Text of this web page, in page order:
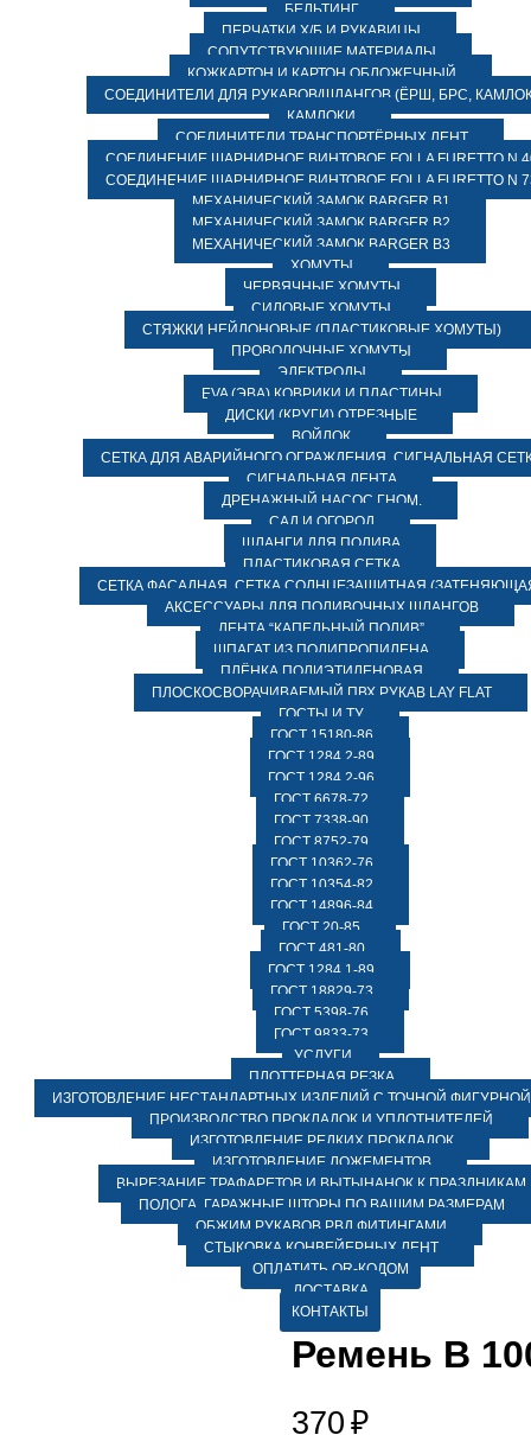
БЕЛЬТИНГ
ПЕРЧАТКИ Х/Б И РУКАВИЦЫ
СОПУТСТВУЮЩИЕ МАТЕРИАЛЫ
КОЖКАРТОН И КАРТОН ОБЛОЖЕЧНЫЙ
СОЕДИНИТЕЛИ ДЛЯ РУКАВОВ/ШЛАНГОВ (ЁРШ, БРС,
КАМЛОКИ
СОЕДИНИТЕЛИ ТРАНСПОРТЁРНЫХ ЛЕНТ
СОЕДИНЕНИЕ ШАРНИРНОЕ ВИНТОВОЕ FOLLA FURETTO N
СОЕДИНЕНИЕ ШАРНИРНОЕ ВИНТОВОЕ FOLLA FURETTO N
МЕХАНИЧЕСКИЙ ЗАМОК BARGER B1
МЕХАНИЧЕСКИЙ ЗАМОК BARGER B2
МЕХАНИЧЕСКИЙ ЗАМОК BARGER B3
ХОМУТЫ
ЧЕРВЯЧНЫЕ ХОМУТЫ
СИЛОВЫЕ ХОМУТЫ
СТЯЖКИ НЕЙЛОНОВЫЕ (ПЛАСТИКОВЫЕ ХОМУТЫ)
ПРОВОЛОЧНЫЕ ХОМУТЫ
ЭЛЕКТРОДЫ
EVA (ЭВА) КОВРИКИ И ПЛАСТИНЫ
ДИСКИ (КРУГИ) ОТРЕЗНЫЕ
ВОЙЛОК
СЕТКА ДЛЯ АВАРИЙНОГО ОГРАЖДЕНИЯ, СИГНАЛЬНАЯ
СИГНАЛЬНАЯ ЛЕНТА
ДРЕНАЖНЫЙ НАСОС ГНОМ.
САД И ОГОРОД
ШЛАНГИ ДЛЯ ПОЛИВА
ПЛАСТИКОВАЯ СЕТКА
СЕТКА ФАСАДНАЯ. СЕТКА СОЛНЦЕЗАЩИТНАЯ
АКСЕССУАРЫ ДЛЯ ПОЛИВОЧНЫХ ШЛАНГОВ
ЛЕНТА “КАПЕЛЬНЫЙ ПОЛИВ”
ШПАГАТ ИЗ ПОЛИПРОПИЛЕНА
ПЛЁНКА ПОЛИЭТИЛЕНОВАЯ
ПЛОСКОСВОРАЧИВАЕМЫЙ ПВХ РУКАВ LAY FLAT
ГОСТЫ И ТУ
ГОСТ 15180-86
ГОСТ 1284.2-89
ГОСТ 1284.2-96
ГОСТ 6678-72
ГОСТ 7338-90
ГОСТ 8752-79
ГОСТ 10362-76
ГОСТ 10354-82
ГОСТ 14896-84
ГОСТ 20-85
ГОСТ 481-80
ГОСТ 1284.1-89
ГОСТ 18829-73
ГОСТ 5398-76
ГОСТ 9833-73
УСЛУГИ
ПЛОТТЕРНАЯ РЕЗКА
ИЗГОТОВЛЕНИЕ НЕСТАНДАРТНЫХ ИЗДЕЛИЙ С ТОЧНОЙ ФИГУРНОЙ
ПРОИЗВОДСТВО ПРОКЛАДОК И УПЛОТНИТЕЛЕЙ
ИЗГОТОВЛЕНИЕ РЕДКИХ ПРОКЛАДОК
ИЗГОТОВЛЕНИЕ ЛОЖЕМЕНТОВ
ВЫРЕЗАНИЕ ТРАФАРЕТОВ И ВЫТЫНАНОК К ПРАЗДНИКАМ
ПОЛОГА, ГАРАЖНЫЕ ШТОРЫ ПО ВАШИМ РАЗМЕРАМ
ОБЖИМ РУКАВОВ РВД ФИТИНГАМИ
СТЫКОВКА КОНВЕЙЕРНЫХ ЛЕНТ
ОПЛАТИТЬ QR-КОДОМ
ДОСТАВКА
КОНТАКТЫ
Ремень В
370 ₽